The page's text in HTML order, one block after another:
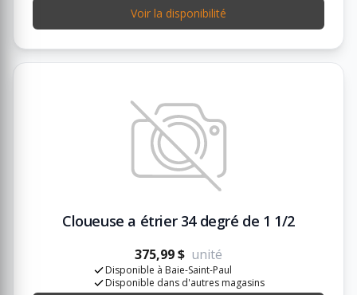
Voir la disponibilité
Cloueuse a étrier 34 degré de 1 1/2
375,99 $ unité
Disponible à Baie-Saint-Paul
Disponible dans d'autres magasins